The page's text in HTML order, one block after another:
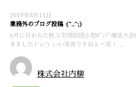
2019年8月11日
業務外のブログ投稿 (^_^;)
6月に行われた秩父市消防団小型ﾎﾟﾝﾌﾟ操法大
きました(^o^) いい写真ですねぇ～笑！ …
株式会社内柳